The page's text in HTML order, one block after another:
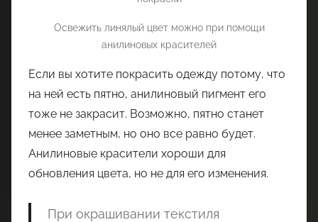
Освежить линялый цвет можно при помощи
анилиновых красителей
Если вы хотите покрасить одежду потому, что
на ней есть пятно, анилиновый пигмент его
тоже не закрасит. Возможно, пятно станет
менее заметным, но оно все равно будет.
Анилиновые красители хороши для
обновления цвета, но не для его изменения.
При окрашивании текстиля